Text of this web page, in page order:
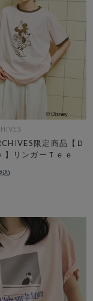
限定商品【Ｄ
】リンガーＴｅｅ